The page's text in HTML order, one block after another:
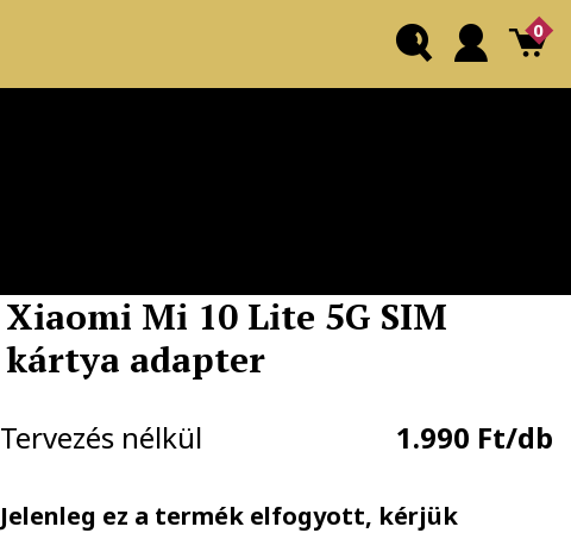
0
Xiaomi Mi 10 Lite 5G SIM
kártya adapter
Tervezés nélkül 1.990 Ft/db
Jelenleg ez a termék elfogyott, kérjük